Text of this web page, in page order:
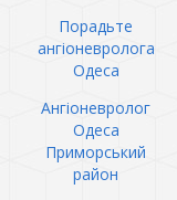
Порадьте
ангіоневролога
Одеса
Ангіоневролог
Одеса
Приморський
район